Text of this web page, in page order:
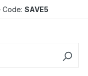
Code:SAVE5